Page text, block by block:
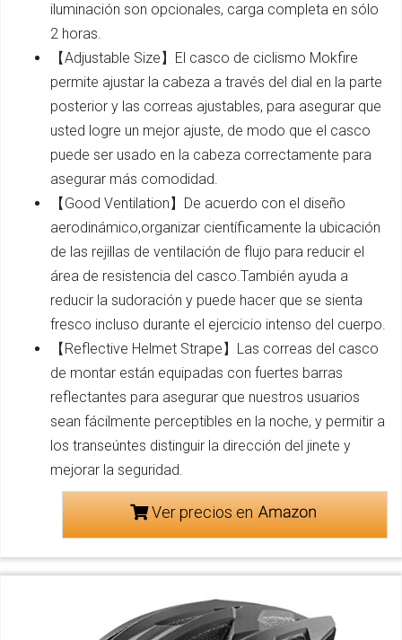
iluminación son opcionales, carga completa en sólo
2 horas.
【Adjustable Size】El casco de ciclismo Mokfire
permite ajustar la cabeza a través del dial en la parte
posterior y las correas ajustables, para asegurar que
usted logre un mejor ajuste, de modo que el casco
puede ser usado en la cabeza correctamente para
asegurar más comodidad.
【Good Ventilation】De acuerdo con el diseño
aerodinámico,organizar científicamente la ubicación
de las rejillas de ventilación de flujo para reducir el
área de resistencia del casco.También ayuda a
reducir la sudoración y puede hacer que se sienta
fresco incluso durante el ejercicio intenso del cuerpo.
【Reflective Helmet Strape】Las correas del casco
de montar están equipadas con fuertes barras
reflectantes para asegurar que nuestros usuarios
sean fácilmente perceptibles en la noche, y permitir a
los transeúntes distinguir la dirección del jinete y
mejorar la seguridad.
Ver precios en